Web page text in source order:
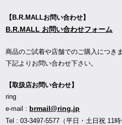
【B.R.MALLお問い合わせ】
B.R.MALL お問い合わせフォーム
商品のご試着や店舗でのご購入につき
下記よりお問い合わせ下さい。
【取扱店お問い合わせ】
ring
e-mail : brmail@ring.jp
Tel : 03-3497-5577（平日・土日祝 11時